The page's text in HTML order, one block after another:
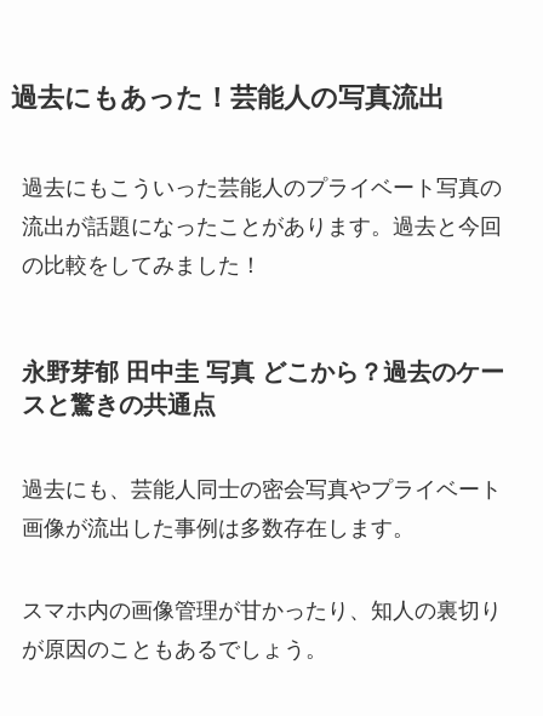
過去にもあった！芸能人の写真流出
過去にもこういった芸能人のプライベート写真の
流出が話題になったことがあります。過去と今回
の比較をしてみました！
永野芽郁 田中圭 写真 どこから？過去のケー
スと驚きの共通点
過去にも、芸能人同士の密会写真やプライベート
画像が流出した事例は多数存在します。
スマホ内の画像管理が甘かったり、知人の裏切り
が原因のこともあるでしょう。